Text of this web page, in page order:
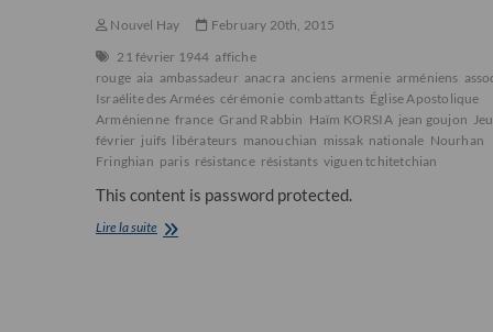
Nouvel Hay
February 20th, 2015
21 février 1944 affiche
rouge aia ambassadeur anacra anciens armenie arméniens
Israélite des Armées cérémonie combattants Église Apostolique
Arménienne france Grand Rabbin Haïm KORSIA jean goujon
février juifs libérateurs manouchian missak nationale Nourhan
Fringhian paris résistance résistants viguen tchitetchian
This content is password protected.
Lire la suite71